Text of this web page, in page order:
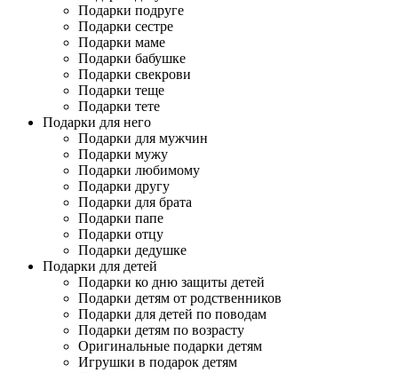
Подарки подруге
Подарки сестре
Подарки маме
Подарки бабушке
Подарки свекрови
Подарки теще
Подарки тете
Подарки для него
Подарки для мужчин
Подарки мужу
Подарки любимому
Подарки другу
Подарки для брата
Подарки папе
Подарки отцу
Подарки дедушке
Подарки для детей
Подарки ко дню защиты детей
Подарки детям от родственников
Подарки для детей по поводам
Подарки детям по возрасту
Оригинальные подарки детям
Игрушки в подарок детям